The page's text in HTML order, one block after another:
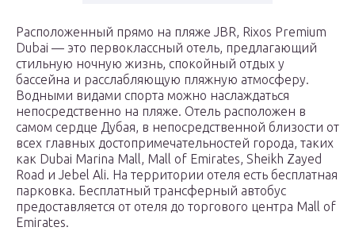
Расположенный прямо на пляже JBR, Rixos Premium
Dubai — это первоклассный отель, предлагающий
стильную ночную жизнь, спокойный отдых у
бассейна и расслабляющую пляжную атмосферу.
Водными видами спорта можно наслаждаться
непосредственно на пляже. Отель расположен в
самом сердце Дубая, в непосредственной близости от
всех главных достопримечательностей города, таких
как Dubai Marina Mall, Mall of Emirates, Sheikh Zayed
Road и Jebel Ali. На территории отеля есть бесплатная
парковка. Бесплатный трансферный автобус
предоставляется от отеля до торгового центра Mall of
Emirates.